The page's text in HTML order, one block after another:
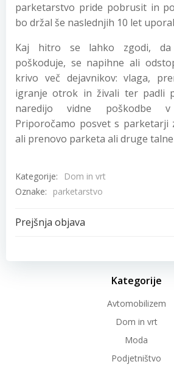
parketarstvo pride pobrusit in
bo držal še naslednjih 10 let
Kaj hitro se lahko zgodi,
poškoduje, se napihne ali
krivo več dejavnikov: vlaga,
igranje otrok in živali ter padli
naredijo vidne poškodbe
Priporočamo posvet s parketarji
ali prenovo parketa ali druge
Kategorije:
Dom in vrt
Oznake:
parketarstvo
Post
navigation
Prejšnja objava
Kategorije
Avtomobilizem
Dom in vrt
Moda
Podjetništvo